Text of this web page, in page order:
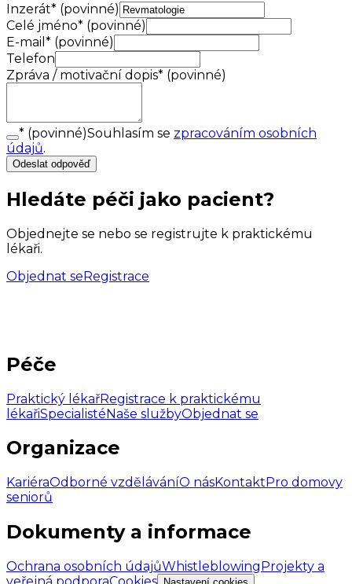
Inzerát* (povinné)
Celé jméno* (povinné)
E-mail * (povinné)
Telefon
Zpráva / motivační dopis* (povinné)
* (povinné)Souhlasím se zpracováním osobních
údajů.
Odeslat odpověď
Hledáte péči jako pacient?
Objednejte se nebo se registrujte k praktickému
lékaři.
Objednat seRegistrace
Péče
Praktický lékařRegistrace k praktickému
lékařiSpecialistéNaše službyObjednat se
Organizace
KariéraOdborné vzděláváníO násKontakt Pro domovy
seniorů
Dokumenty a informace
Ochrana osobních údajůWhistleblowingProjekty a